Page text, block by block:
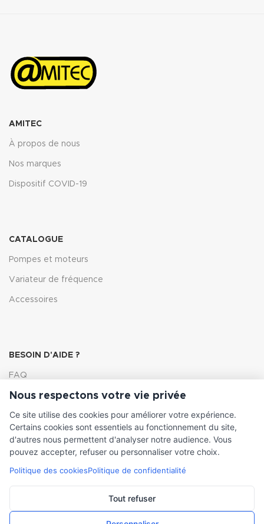
AMITEC
À propos de nous
Nos marques
Dispositif COVID-19
CATALOGUE
Pompes et moteurs
Variateur de fréquence
Accessoires
BESOIN D'AIDE ?
FAQ
Lexique
Comment choisir ma pompe
INFORMATIONS LÉGALES
Mentions légales
Nous respectons votre vie privée
Ce site utilise des cookies pour améliorer votre expérience.
Certains cookies sont essentiels au fonctionnement du site,
d'autres nous permettent d'analyser notre audience. Vous
pouvez accepter, refuser ou personnaliser votre choix.
Politique des cookiesPolitique de confidentialité
Tout refuser